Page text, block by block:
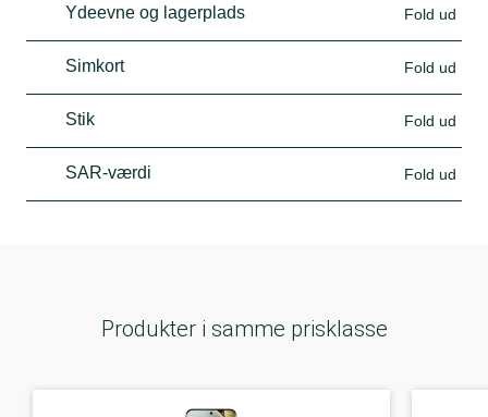
Ydeevne og lagerplads Fold ud
Simkort Fold ud
Stik Fold ud
SAR-værdi Fold ud
Produkter i samme prisklasse